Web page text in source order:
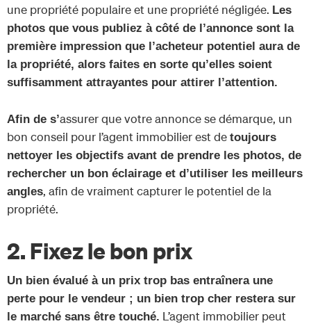
une propriété populaire et une propriété négligée. Les
photos que vous publiez à côté de l’annonce sont la
première impression que l’acheteur potentiel aura de
la propriété, alors faites en sorte qu’elles soient
suffisamment attrayantes pour attirer l’attention.
Afin de s’assurer que votre annonce se démarque, un
bon conseil pour l’agent immobilier est de toujours
nettoyer les objectifs avant de prendre les photos, de
rechercher un bon éclairage et d’utiliser les meilleurs
angles, afin de vraiment capturer le potentiel de la
propriété.
2. Fixez le bon prix
Un bien évalué à un prix trop bas entraînera une
perte pour le vendeur ; un bien trop cher restera sur
le marché sans être touché. L’agent immobilier peut